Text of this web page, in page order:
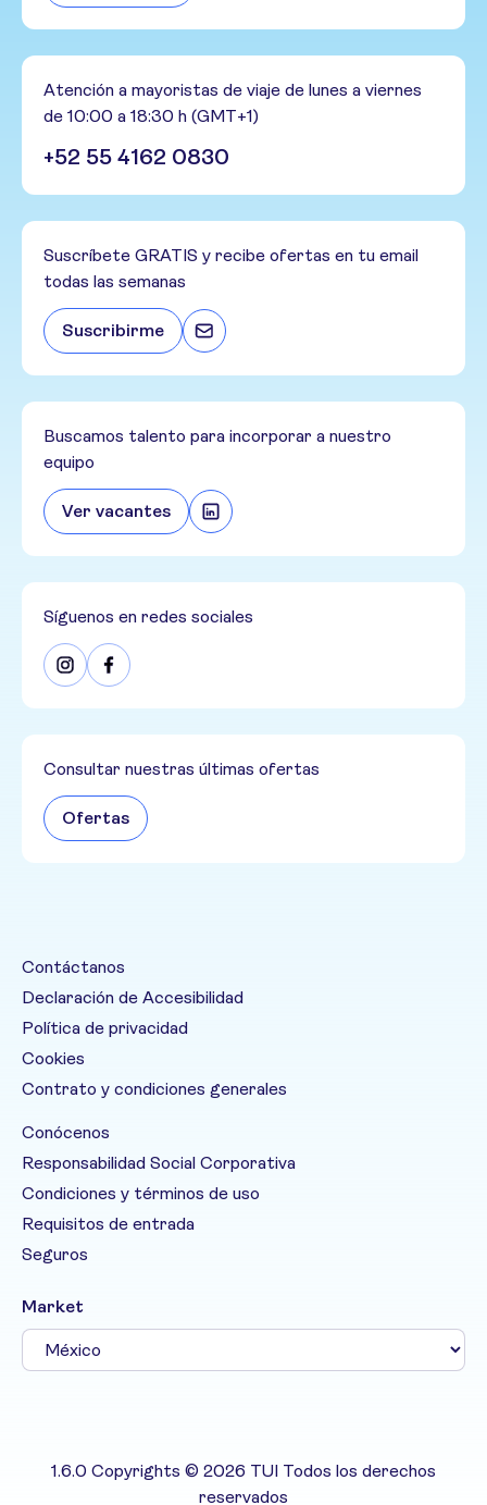
Atención a mayoristas de viaje de lunes a viernes
de 10:00 a 18:30 h (GMT+1)
+52 55 4162 0830
Suscríbete GRATIS y recibe ofertas en tu email
todas las semanas
Suscribirme
Buscamos talento para incorporar a nuestro
equipo
Ver vacantes
Síguenos en redes sociales
Consultar nuestras últimas ofertas
Ofertas
Contáctanos
Declaración de Accesibilidad
Política de privacidad
Cookies
Contrato y condiciones generales
Conócenos
Responsabilidad Social Corporativa
Condiciones y términos de uso
Requisitos de entrada
Seguros
Market
1.6.0 Copyrights © 2026 TUI Todos los derechos
reservados